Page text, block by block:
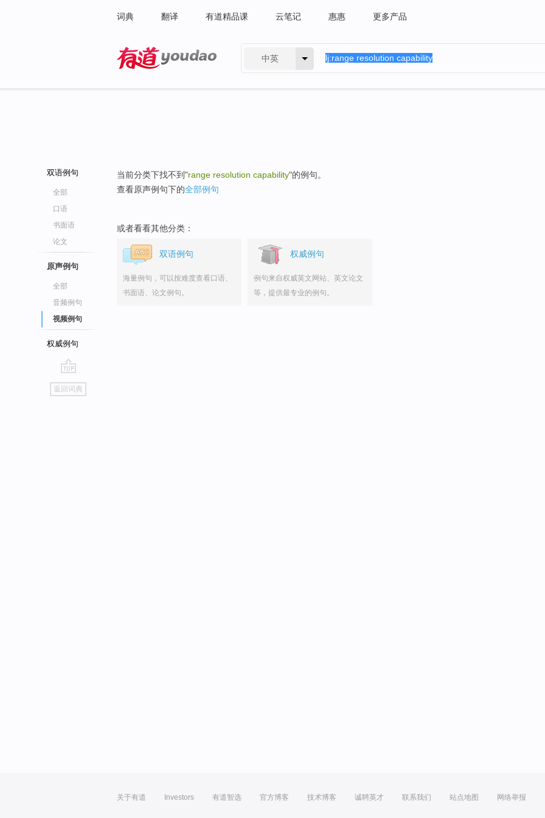
词典 翻译 有道精品课 云笔记 惠惠 更多产品
中英
双语例句
全部
口语
书面语
论文
原声例句
全部
音频例句
视频例句
权威例句
go
top
返回词典
当前分类下找不到"range resolution capability"的例句。
查看原声例句下的全部例句
或者看看其他分类：
双语例句
海量例句，可以按难度查看口语、
书面语、论文例句。
权威例句
例句来自权威英文网站、英文论文
等，提供最专业的例句。
关于有道 Investors 有道智选 官方博客 技术博客 诚聘英才 联系我们 站点地图 网络举报